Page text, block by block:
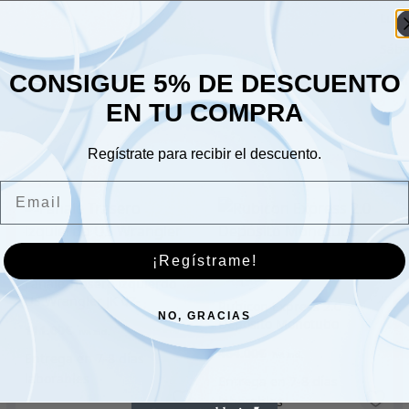
Fanale Trasero izquierdo
US Wrangler JK 07-
Rubicon Express 2.0
Depósito Monotubo
ajustable frontal 2quot; –
3quot;
464.00
CONSIGUE 5% DE DESCUENTO
EN TU COMPRA
Regístrate para recibir el descuento.
¡Regístrame!
NO, GRACIAS